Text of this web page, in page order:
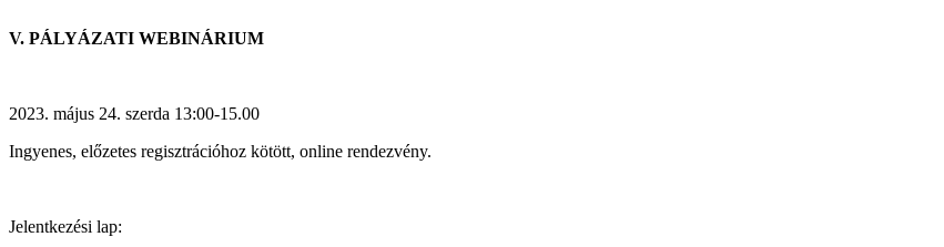
V. PÁLYÁZATI WEBINÁRIUM
2023. május 24. szerda 13:00-15.00
Ingyenes, előzetes regisztrációhoz kötött, online rendezvény.
Jelentkezési lap: